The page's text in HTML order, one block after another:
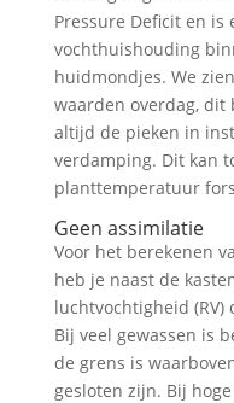
Pressure Deficit en
vochthuishouding
huidmondjes. We
waarden overdag,
altijd de pieken in
verdamping. Dit kan
planttemperatuur
Geen assimilatie
Voor het berekenen
heb je naast de
luchtvochtigheid
Bij veel gewassen is
de grens is
gesloten zijn. Bij